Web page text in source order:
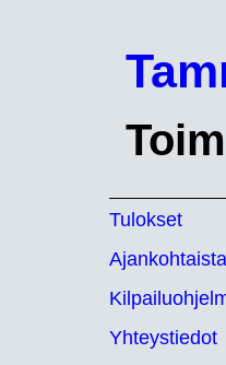
Tulokset
Ajankohtaista
Yhteystiedot